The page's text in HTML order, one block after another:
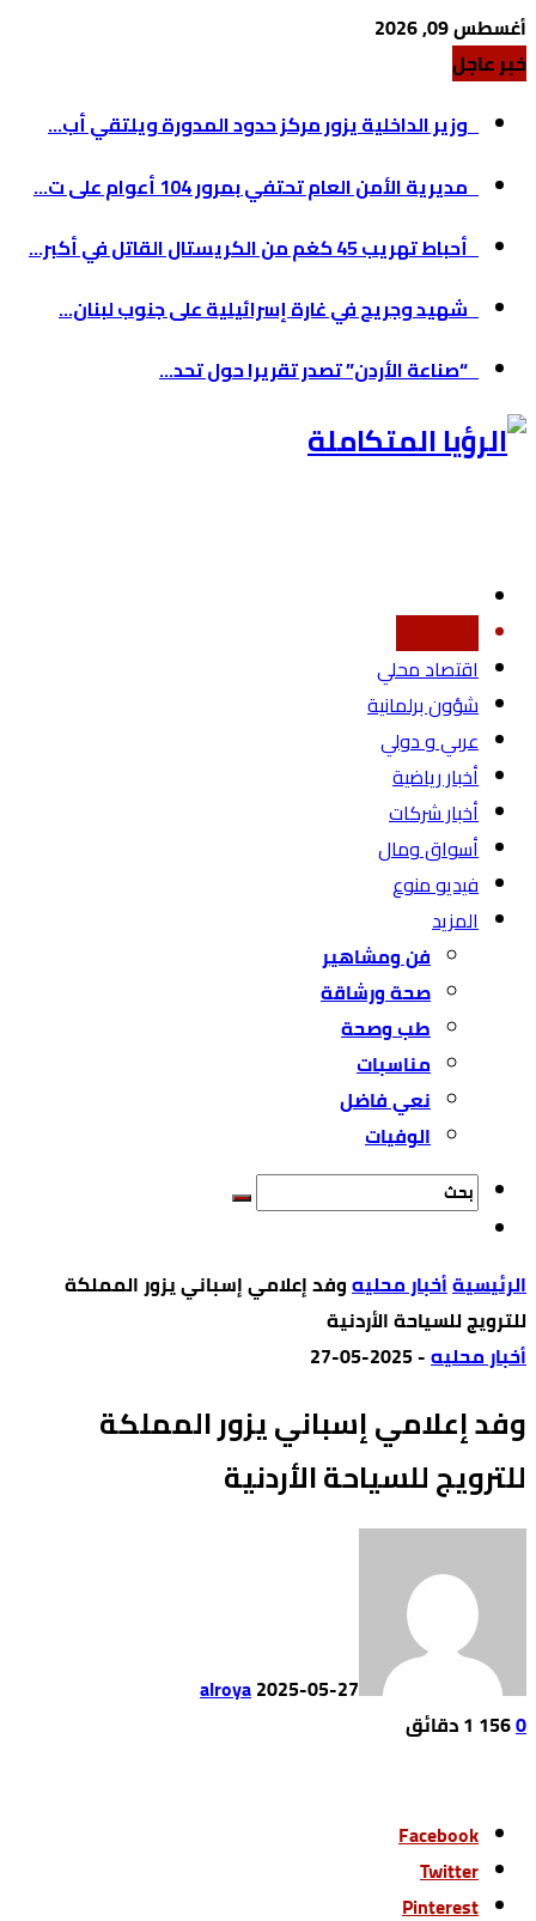
أغسطس 09, 2026
خبر عاجل
وزير الداخلية يزور مركز حدود المدورة ويلتقي أب...
مديرية الأمن العام تحتفي بمرور 104 أعوام على ت...
أحباط تهريب 45 كغم من الكريستال القاتل في أكبر...
شهيد وجريح في غارة إسرائيلية على جنوب لبنان...
“صناعة الأردن” تصدر تقريرا حول تحد...
اقتصاد محلي
شؤون برلمانية
عربي و دولي
أخبار رياضية
أخبار شركات
أسواق ومال
فيديو منوع
المزيد
فن ومشاهير
صحة ورشاقة
طب وصحة
مناسبات
نعي فاضل
الوفيات
‫الرئيسية‬أخبار محليهوفد إعلامي إسباني يزور المملكة
للترويج للسياحة الأردنية
أخبار محليه-
2025-05-27
وفد إعلامي إسباني يزور المملكة
للترويج للسياحة الأردنية
alroya2025-05-27
0
156 1 ‫دقائق‬
Facebook
Twitter
Pinterest